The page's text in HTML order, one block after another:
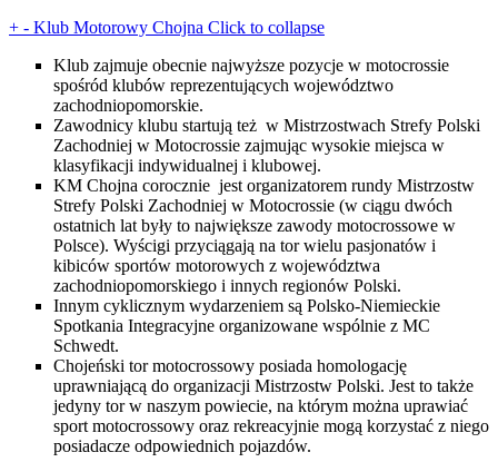
+ - Klub Motorowy Chojna Click to collapse
Klub zajmuje obecnie najwyższe pozycje w motocrossie
spośród klubów reprezentujących województwo
zachodniopomorskie.
Zawodnicy klubu startują też w Mistrzostwach Strefy Polski
Zachodniej w Motocrossie zajmując wysokie miejsca w
klasyfikacji indywidualnej i klubowej.
KM Chojna corocznie jest organizatorem rundy Mistrzostw
Strefy Polski Zachodniej w Motocrossie (w ciągu dwóch
ostatnich lat były to największe zawody motocrossowe w
Polsce). Wyścigi przyciągają na tor wielu pasjonatów i
kibiców sportów motorowych z województwa
zachodniopomorskiego i innych regionów Polski.
Innym cyklicznym wydarzeniem są Polsko-Niemieckie
Spotkania Integracyjne organizowane wspólnie z MC
Schwedt.
Chojeński tor motocrossowy posiada homologację
uprawniającą do organizacji Mistrzostw Polski. Jest to także
jedyny tor w naszym powiecie, na którym można uprawiać
sport motocrossowy oraz rekreacyjnie mogą korzystać z niego
posiadacze odpowiednich pojazdów.